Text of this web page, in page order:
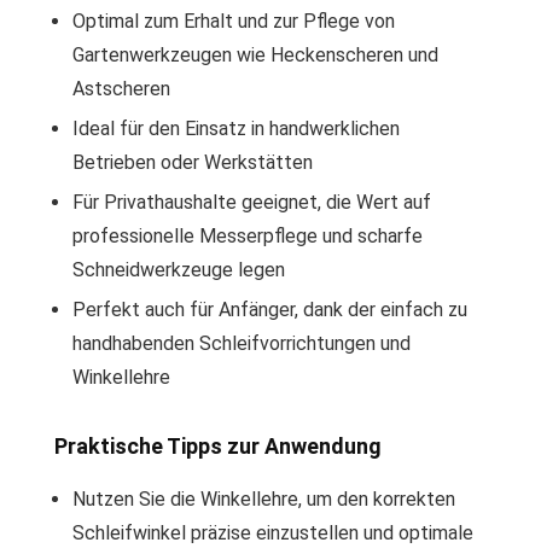
Optimal zum Erhalt und zur Pflege von
Gartenwerkzeugen wie Heckenscheren und
Astscheren
Ideal für den Einsatz in handwerklichen
Betrieben oder Werkstätten
Für Privathaushalte geeignet, die Wert auf
professionelle Messerpflege und scharfe
Schneidwerkzeuge legen
Perfekt auch für Anfänger, dank der einfach zu
handhabenden Schleifvorrichtungen und
Winkellehre
Praktische Tipps zur Anwendung
Nutzen Sie die Winkellehre, um den korrekten
Schleifwinkel präzise einzustellen und optimale